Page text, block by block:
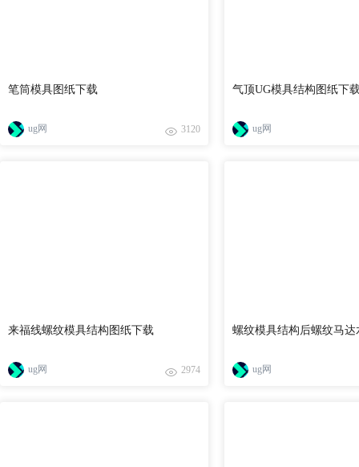
笔筒模具图纸下载
ug网 3120
气顶UG模具结构图纸下
ug网
来福线螺纹模具结构图纸下载
ug网 2974
螺纹模具结构后螺纹马达
ug网